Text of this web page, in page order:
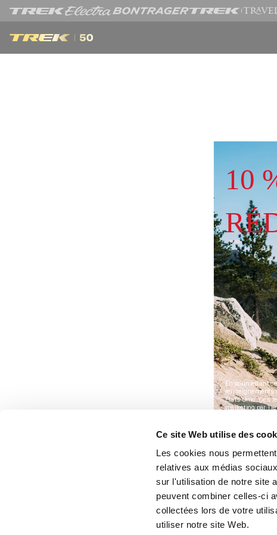
Ce site Web utilise des
Les cookies nous
relatives aux médias
sur l'utilisation de notre site
peuvent combiner celles-ci
collectées lors de votre
utiliser notre site Web.